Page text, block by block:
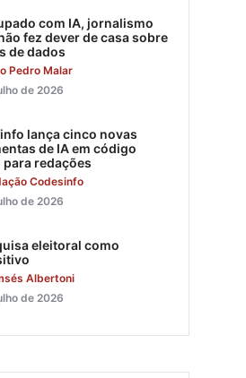
com IA, jornalismo
fez dever de casa sobre
de dados
Pedro Malar
de 2026
lança cinco novas
de IA em código
redações
Codesinfo
de 2026
eleitoral como
Albertoni
de 2026